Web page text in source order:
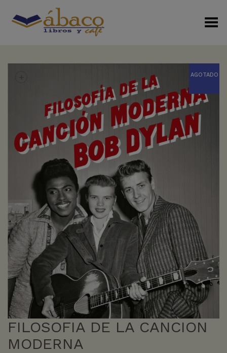
Menú Alterno
AGOTADO
FILOSOFIA DE LA CANCION
MODERNA